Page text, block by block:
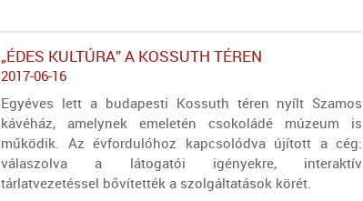
„ÉDES KULTÚRA” A KOSSUTH TÉREN
2017-06-16
Egyéves lett a budapesti Kossuth téren nyílt Szamos
kávéház, amelynek emeletén csokoládé múzeum is
működik. Az évfordulóhoz kapcsolódva újított a cég:
válaszolva a látogatói igényekre, interaktív
tárlatvezetéssel bővítették a szolgáltatások körét.